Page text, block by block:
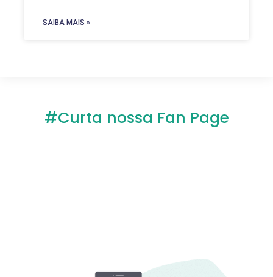
SAIBA MAIS »
#Curta nossa Fan Page